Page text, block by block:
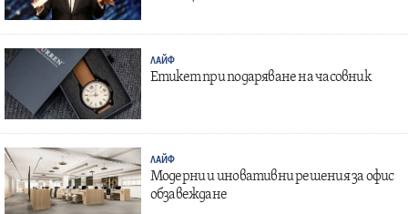
ЛАЙФ
Етикет при подаряване на часовник
ЛАЙФ
Модерни и иновативни решения за офис
обзавеждане